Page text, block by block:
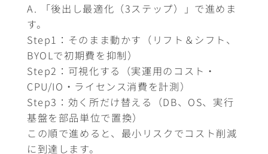
A. 「後出し最適化（3ステップ）」で進めま
す。
Step1：そのまま動かす（リフト＆シフト、
BYOLで初期費を抑制）
Step2：可視化する（実運用のコスト・
CPU/IO・ライセンス消費を計測）
Step3：効く所だけ替える（DB、OS、実行
基盤を部品単位で置換）
この順で進めると、最小リスクでコスト削減
に到達します。